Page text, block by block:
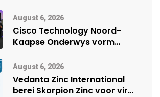
Namibië Mynbou Ekspo
August 6, 2026
Cisco Technology Noord-
Kaapse Onderwys vorm
vennootskap
August 6, 2026
Vedanta Zinc International
berei Skorpion Zinc voor vir